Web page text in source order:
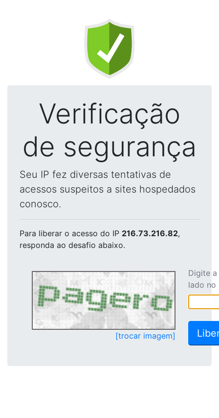
Verificação
de segurança
Seu IP fez diversas tentativas de
acessos suspeitos a sites hospedados
conosco.
Para liberar o acesso do IP 216.73.216.82,
responda ao desafio abaixo.
[trocar imagem]
Digite
lado no